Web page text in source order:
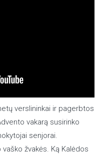
verslininkai ir pagerbtos
vakarą susirinko
senjorai.
žvakės. Ką Kalėdos